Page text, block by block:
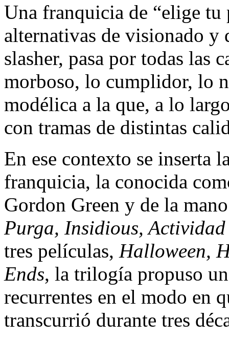
Una franquicia de “elige
alternativas de visionado y
slasher, pasa por todas las
morboso, lo cumplidor, lo
modélica a la que, a lo
con tramas de distintas
En ese contexto se inserta
franquicia, la conocida
Gordon Green y de la
Purga, Insidious,
tres películas, Halloween,
Ends, la trilogía propuso
recurrentes en el modo en
transcurrió durante tres